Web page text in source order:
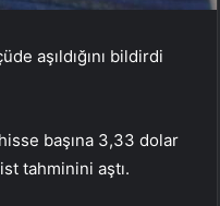
aşıldığını bildirdi
başına 3,33 dolar
tahminini aştı.